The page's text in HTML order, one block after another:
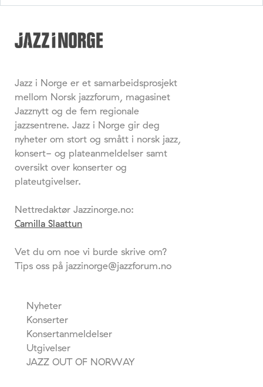
Jazz i Norge er et samarbeidsprosjekt
mellom Norsk jazzforum, magasinet
Jazznytt og de fem regionale
jazzsentrene. Jazz i Norge gir deg
nyheter om stort og smått i norsk jazz,
konsert- og plateanmeldelser samt
oversikt over konserter og
plateutgivelser.
Nettredaktør Jazzinorge.no:
Camilla Slaattun
Vet du om noe vi burde skrive om?
Tips oss på jazzinorge@jazzforum.no
Nyheter
Konserter
Konsertanmeldelser
Utgivelser
JAZZ OUT OF NORWAY